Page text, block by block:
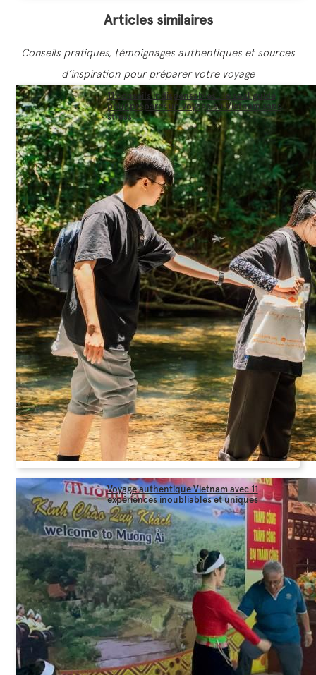
Articles similaires
Conseils pratiques, témoignages authentiques et sources
d’inspiration pour préparer votre voyage
11 conseils indispensables : le seul guide
pour préparer un voyage au Vietnam sans
stress
Voyage authentique Vietnam avec 11
expériences inoubliables et uniques